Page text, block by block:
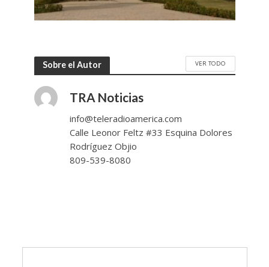
Sobre el Autor VER TODO
TRA Noticias
info@teleradioamerica.com
Calle Leonor Feltz #33 Esquina Dolores
Rodríguez Objio
809-539-8080